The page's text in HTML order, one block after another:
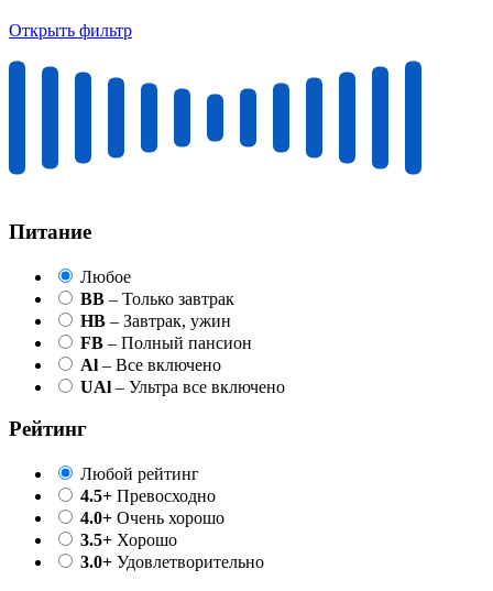
Открыть фильтр
Питание
Любое
BB – Только завтрак
HB – Завтрак, ужин
FB – Полный пансион
Al – Все включено
UAl – Ультра все включено
Рейтинг
Любой рейтинг
4.5+ Превосходно
4.0+ Очень хорошо
3.5+ Хорошо
3.0+ Удовлетворительно